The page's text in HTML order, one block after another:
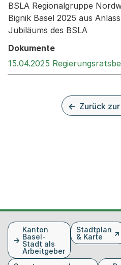
BSLA Regionalgruppe
Bignik Basel 2025 aus
Jubiläums des BSLA
Dokumente
15.04.2025
Zurück
FusszeileKanton
Basel-
Stadt als
Arbeitgeber
Stadtplan
& Karte